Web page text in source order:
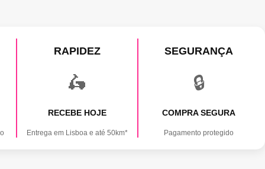
RAPIDEZ
🛵
RECEBE HOJE
Entrega em Lisboa e até 50km*
SEGURANÇA
🔒
COMPRA SEGURA
Pagamento protegido